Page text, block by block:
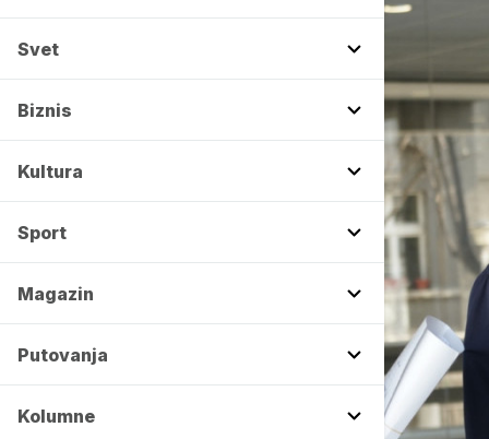
Svet
Biznis
Kultura
Sport
Magazin
Putovanja
Kolumne